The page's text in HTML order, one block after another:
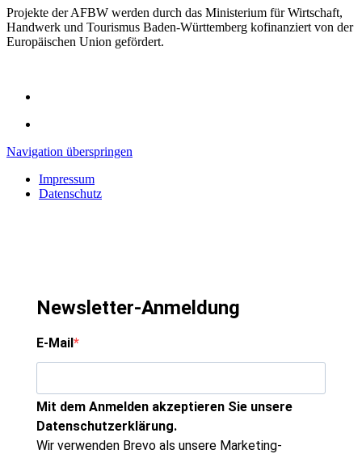
Projekte der AFBW werden durch das Ministerium für Wirtschaft,
Handwerk und Tourismus Baden-Württemberg kofinanziert von der
Europäischen Union gefördert.
Navigation überspringen
Impressum
Datenschutz
Newsletter-Anmeldung
E-Mail
Mit dem Anmelden akzeptieren Sie unsere
Datenschutzerklärung.
Wir verwenden Brevo als unsere Marketing-